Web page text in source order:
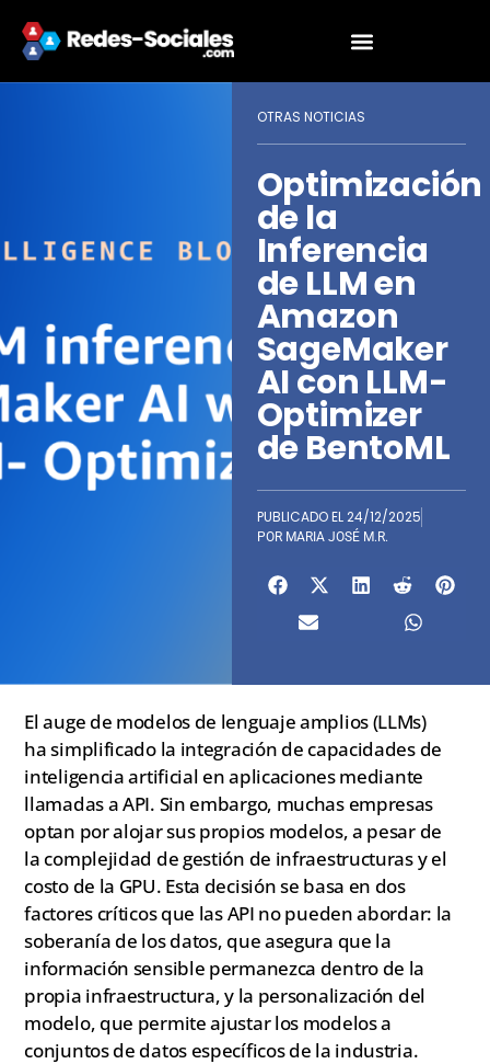
OTRAS NOTICIAS
Optimización
de la
Inferencia
de LLM en
Amazon
SageMaker
AI con LLM-
Optimizer
de BentoML
PUBLICADO EL24/12/2025
POR MARIA JOSÉ M.R.
El auge de modelos de lenguaje amplios (LLMs)
ha simplificado la integración de capacidades de
inteligencia artificial en aplicaciones mediante
llamadas a API. Sin embargo, muchas empresas
optan por alojar sus propios modelos, a pesar de
la complejidad de gestión de infraestructuras y el
costo de la GPU. Esta decisión se basa en dos
factores críticos que las API no pueden abordar: la
soberanía de los datos, que asegura que la
información sensible permanezca dentro de la
propia infraestructura, y la personalización del
modelo, que permite ajustar los modelos a
conjuntos de datos específicos de la industria.